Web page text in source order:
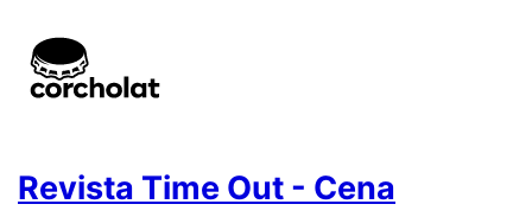
Revista Time Out - Cena